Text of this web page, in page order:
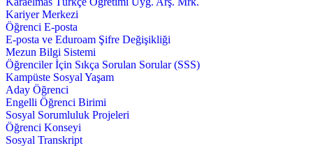
Kariyer Merkezi
Öğrenci E-posta
E-posta ve Eduroam Şifre Değişikliği
Mezun Bilgi Sistemi
Öğrenciler İçin Sıkça Sorulan Sorular (SSS)
Kampüste Sosyal Yaşam
Aday Öğrenci
Engelli Öğrenci Birimi
Sosyal Sorumluluk Projeleri
Öğrenci Konseyi
Sosyal Transkript